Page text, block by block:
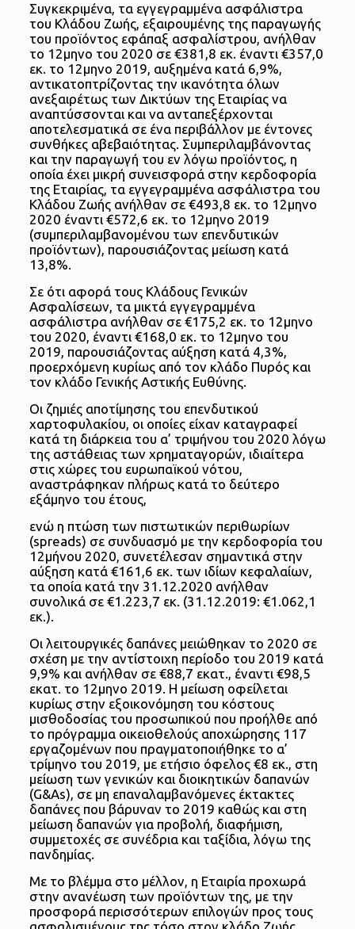
Συγκεκριμένα, τα εγγεγραμμένα ασφάλιστρα
του Κλάδου Ζωής, εξαιρουμένης της παραγωγής
του προϊόντος εφάπαξ ασφαλίστρου, ανήλθαν
το 12μηνο του 2020 σε €381,8 εκ. έναντι €357,0
εκ. το 12μηνο 2019, αυξημένα κατά 6,9%,
αντικατοπτρίζοντας την ικανότητα όλων
ανεξαιρέτως των Δικτύων της Εταιρίας να
αναπτύσσονται και να ανταπεξέρχονται
αποτελεσματικά σε ένα περιβάλλον με έντονες
συνθήκες αβεβαιότητας. Συμπεριλαμβάνοντας
και την παραγωγή του εν λόγω προϊόντος, η
οποία έχει μικρή συνεισφορά στην κερδοφορία
της Εταιρίας, τα εγγεγραμμένα ασφάλιστρα του
Κλάδου Ζωής ανήλθαν σε €493,8 εκ. το 12μηνο
2020 έναντι €572,6 εκ. το 12μηνο 2019
(συμπεριλαμβανομένου των επενδυτικών
προϊόντων), παρουσιάζοντας μείωση κατά
13,8%.
Σε ότι αφορά τους Κλάδους Γενικών
Ασφαλίσεων, τα μικτά εγγεγραμμένα
ασφάλιστρα ανήλθαν σε €175,2 εκ. το 12μηνο
του 2020, έναντι €168,0 εκ. το 12μηνο του
2019, παρουσιάζοντας αύξηση κατά 4,3%,
προερχόμενη κυρίως από τον κλάδο Πυρός και
τον κλάδο Γενικής Αστικής Ευθύνης.
Οι ζημιές αποτίμησης του επενδυτικού
χαρτοφυλακίου, οι οποίες είχαν καταγραφεί
κατά τη διάρκεια του α’ τριμήνου του 2020 λόγω
της αστάθειας των χρηματαγορών, ιδιαίτερα
στις χώρες του ευρωπαϊκού νότου,
αναστράφηκαν πλήρως κατά το δεύτερο
εξάμηνο του έτους,
ενώ η πτώση των πιστωτικών περιθωρίων
(spreads) σε συνδυασμό με την κερδοφορία του
12μήνου 2020, συνετέλεσαν σημαντικά στην
αύξηση κατά €161,6 εκ. των ιδίων κεφαλαίων,
τα οποία κατά την 31.12.2020 ανήλθαν
συνολικά σε €1.223,7 εκ. (31.12.2019: €1.062,1
εκ.).
Οι λειτουργικές δαπάνες μειώθηκαν το 2020 σε
σχέση με την αντίστοιχη περίοδο του 2019 κατά
9,9% και ανήλθαν σε €88,7 εκατ., έναντι €98,5
εκατ. το 12μηνο 2019. Η μείωση οφείλεται
κυρίως στην εξοικονόμηση του κόστους
μισθοδοσίας του προσωπικού που προήλθε από
το πρόγραμμα οικειοθελούς αποχώρησης 117
εργαζομένων που πραγματοποιήθηκε το α’
τρίμηνο του 2019, με ετήσιο όφελος €8 εκ., στη
μείωση των γενικών και διοικητικών δαπανών
(G&As), σε μη επαναλαμβανόμενες έκτακτες
δαπάνες που βάρυναν το 2019 καθώς και στη
μείωση δαπανών για προβολή, διαφήμιση,
συμμετοχές σε συνέδρια και ταξίδια, λόγω της
πανδημίας.
Με το βλέμμα στο μέλλον, η Εταιρία προχωρά
στην ανανέωση των προϊόντων της, με την
προσφορά περισσότερων επιλογών προς τους